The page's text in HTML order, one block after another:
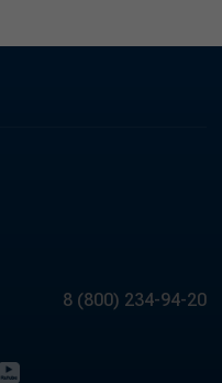
8 (800) 234-94-20